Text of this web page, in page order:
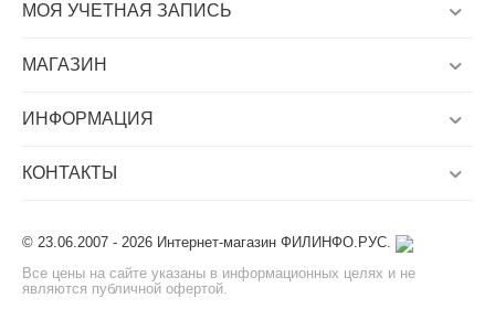
МОЯ УЧЕТНАЯ ЗАПИСЬ
МАГАЗИН
ИНФОРМАЦИЯ
КОНТАКТЫ
© 23.06.2007 - 2026 Интернет-магазин ФИЛИНФО.РУС.
Все цены на сайте указаны в информационных целях и не
являются публичной офертой.